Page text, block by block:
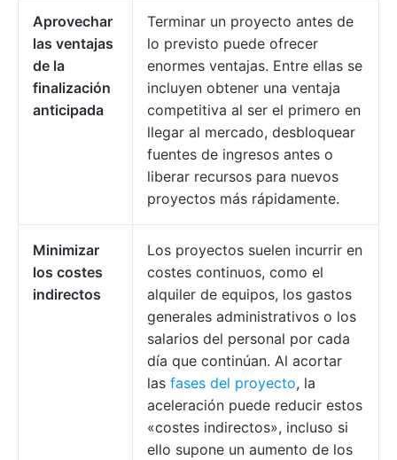
Aprovechar
las ventajas
de la
finalización
anticipada
Terminar un proyecto antes de
lo previsto puede ofrecer
enormes ventajas. Entre ellas se
incluyen obtener una ventaja
competitiva al ser el primero en
llegar al mercado, desbloquear
fuentes de ingresos antes o
liberar recursos para nuevos
proyectos más rápidamente.
Minimizar
los costes
indirectos
Los proyectos suelen incurrir en
costes continuos, como el
alquiler de equipos, los gastos
generales administrativos o los
salarios del personal por cada
día que continúan. Al acortar
las fases del proyecto, la
aceleración puede reducir estos
«costes indirectos», incluso si
ello supone un aumento de los